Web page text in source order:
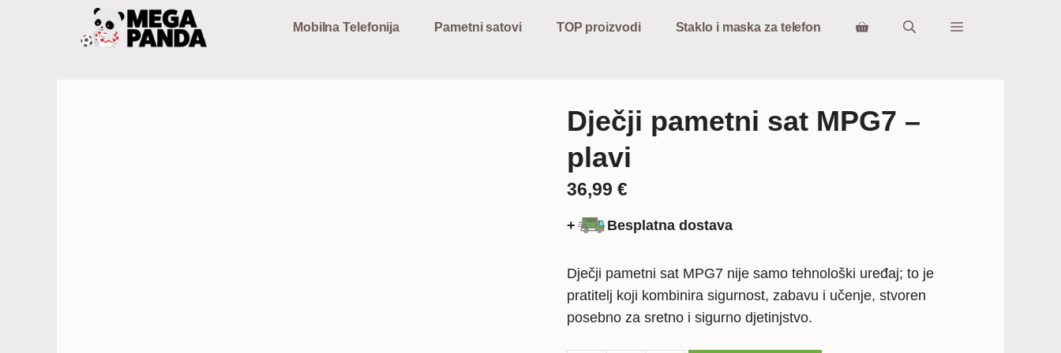
Mobilna Telefonija Pametni satovi TOP proizvodi Staklo i maska za telefon
Dječji pametni sat MPG7 –
plavi
36,99 €
+ Besplatna dostava
Dječji pametni sat MPG7 nije samo tehnološki uređaj; to je
pratitelj koji kombinira sigurnost, zabavu i učenje, stvoren
posebno za sretno i sigurno djetinjstvo.